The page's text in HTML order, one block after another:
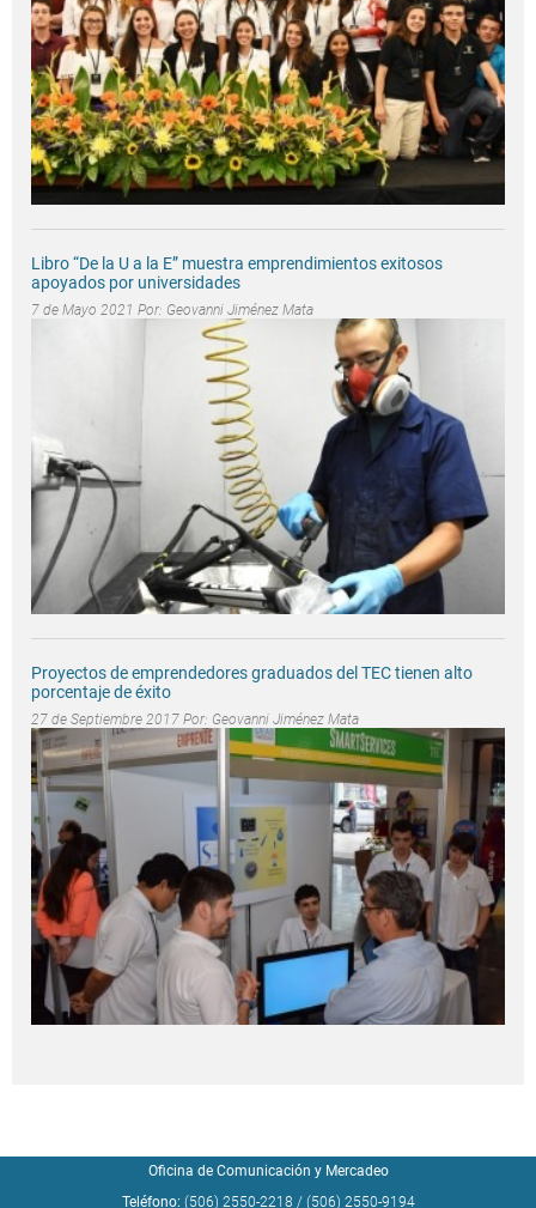
Libro “De la U a la E” muestra emprendimientos exitosos
apoyados por universidades
7 de Mayo 2021 Por: Geovanni Jiménez Mata
Proyectos de emprendedores graduados del TEC tienen alto
porcentaje de éxito
27 de Septiembre 2017 Por: Geovanni Jiménez Mata
Oficina de Comunicación y Mercadeo
Teléfono: (506) 2550-2218 / (506) 2550-9194